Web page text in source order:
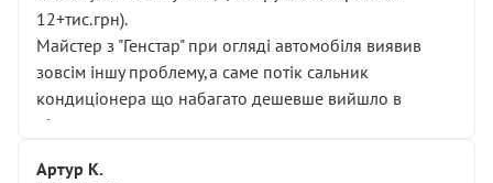
12+тис.грн).
Майстер з "Генстар" при огляді автомобіля виявив
зовсім іншу проблему,а саме потік сальник
кондиціонера що набагато дешевше вийшло в
підсумку.
Артур К.